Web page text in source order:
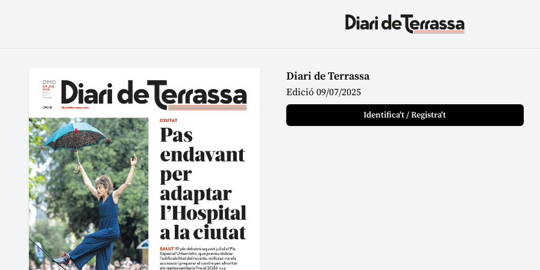
Diari de Terrassa
Edició 09/07/2025
Identifica't / Registra't